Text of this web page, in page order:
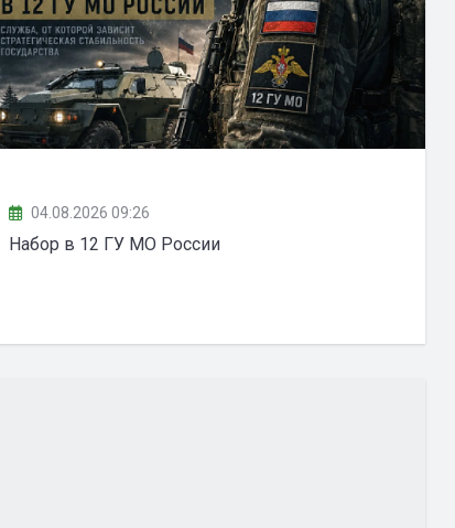
04.08.2026 09:26
Набор в 12 ГУ МО России